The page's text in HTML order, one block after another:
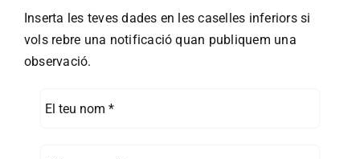
Inserta les teves dades en les caselles inferiors si
vols rebre una notificació quan publiquem una
observació.